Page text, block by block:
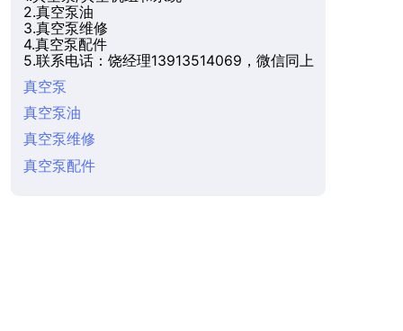
2.真空泵油
3.真空泵维修
4.真空泵配件
5.联系电话：饶经理13913514069，微信同上
真空泵
真空泵油
真空泵维修
真空泵配件